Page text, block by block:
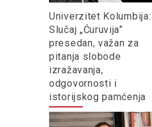
Univerzitet Kolumbija:
Slučaj „Ćuruvija”
presedan, važan za
pitanja slobode
izražavanja,
odgovornosti i
istorijskog pamćenja